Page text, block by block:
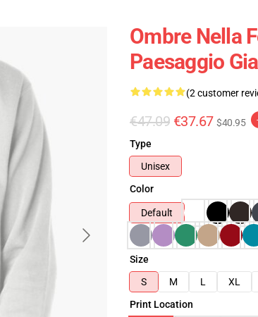
Ombre Nella
Paesaggio
(2 customer
€47.09 €37.67 $40.95
Type
Unisex
Color
Default
Size
S
M L XL
Print Location